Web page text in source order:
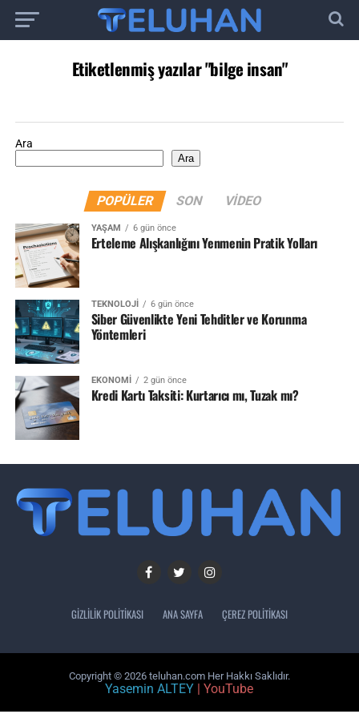
Etiketlenmiş yazılar "bilge insan"
Ara
Ara
POPÜLER SON VIDEO
YAŞAM 6 gün önce
Erteleme Alışkanlığını Yenmenin Pratik Yolları
TEKNOLOJI 6 gün önce
Siber Güvenlikte Yeni Tehditler ve Korunma
Yöntemleri
EKONOMI 2 gün önce
Kredi Kartı Taksiti: Kurtarıcı mı, Tuzak mı?
GIZLILIK POLITIKASI ANA SAYFA ÇEREZ POLITIKASI
Copyright © 2026 teluhan.com Her Hakkı Saklıdır.
Yasemin ALTEY | YouTube